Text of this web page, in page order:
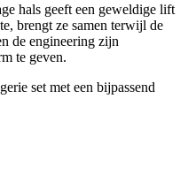
hals geeft een geweldige lift
brengt ze samen terwijl de
de engineering zijn
te geven.
set met een bijpassend